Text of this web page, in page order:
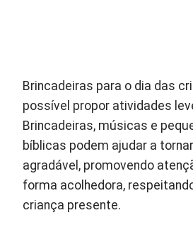
Brincadeiras para o dia das
possível propor atividades
Brincadeiras, músicas e
bíblicas podem ajudar a
agradável, promovendo
forma acolhedora,
criança presente.